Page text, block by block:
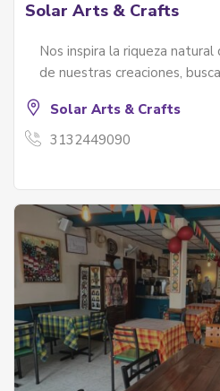
Solar Arts & Crafts
Nos inspira la riqueza
de nuestras creaciones,
Solar Arts & Crafts
3132449090